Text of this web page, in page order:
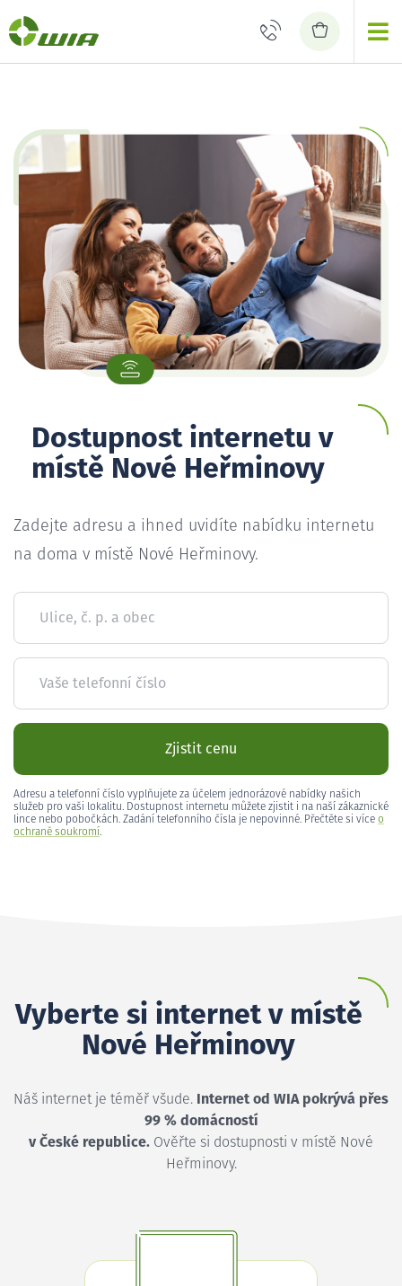
Dostupnost internetu v
místě Nové Heřminovy
Zadejte adresu a ihned uvidíte nabídku internetu
na doma v místě Nové Heřminovy.
Ulice, č. p. a obec
Vaše telefonní číslo
Zjistit cenu
Adresu a telefonní číslo vyplňujete za účelem jednorázové nabídky našich
služeb pro vaši lokalitu. Dostupnost internetu můžete zjistit i na naší zákaznické
lince nebo pobočkách. Zadání telefonního čísla je nepovinné. Přečtěte si více o
ochraně soukromí.
Vyberte si internet v místě
Nové Heřminovy
Náš internet je téměř všude. Internet od WIA pokrývá přes
99 % domácností
v České republice. Ověřte si dostupnosti v místě Nové
Heřminovy.